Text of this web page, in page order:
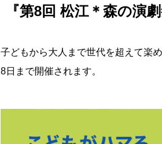
『第8回 松江＊森の演劇
子どもから大人まで世代を超えて楽
8日まで開催されます。